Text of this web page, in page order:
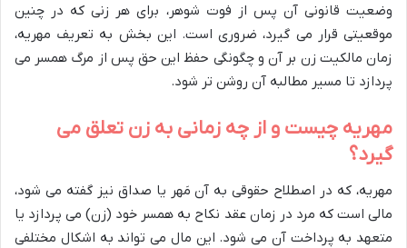
وضعیت قانونی آن پس از فوت شوهر، برای هر زنی که در چنین
موقعیتی قرار می گیرد، ضروری است. این بخش به تعریف مهریه،
زمان مالکیت زن بر آن و چگونگی حفظ این حق پس از مرگ همسر می
پردازد تا مسیر مطالبه آن روشن تر شود.
مهریه چیست و از چه زمانی به زن تعلق می
گیرد؟
مهریه، که در اصطلاح حقوقی به آن مَهر یا صداق نیز گفته می شود،
مالی است که مرد در زمان عقد نکاح به همسر خود (زن) می پردازد یا
متعهد به پرداخت آن می شود. این مال می تواند به اشکال مختلفی